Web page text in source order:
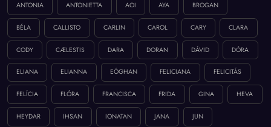
ANTONIA ANTONIETTA AOI AYA BROGAN
BÉLA CALLISTO CARLIN CAROL CARY CLARA
CODY CÆLESTIS DARA DORAN DÁVID DÓRA
ELIANA ELIANNA EÓGHAN FELICIANA FELICITÁS
FELÍCIA FLÓRA FRANCISCA FRIDA GINA HEVA
HEYDAR IHSAN IONATAN JANA JUN